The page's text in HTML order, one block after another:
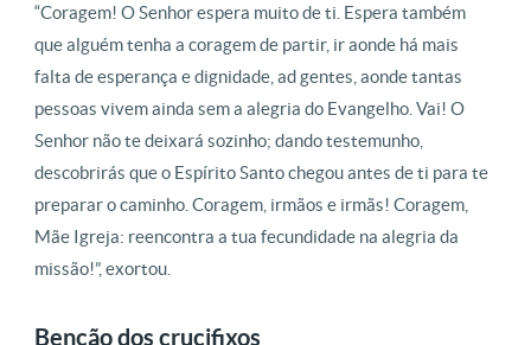
“Coragem! O Senhor espera muito de ti. Espera também
que alguém tenha a coragem de partir, ir aonde há mais
falta de esperança e dignidade, ad gentes, aonde tantas
pessoas vivem ainda sem a alegria do Evangelho. Vai! O
Senhor não te deixará sozinho; dando testemunho,
descobrirás que o Espírito Santo chegou antes de ti para te
preparar o caminho. Coragem, irmãos e irmãs! Coragem,
Mãe Igreja: reencontra a tua fecundidade na alegria da
missão!”, exortou.
Benção dos crucifixos